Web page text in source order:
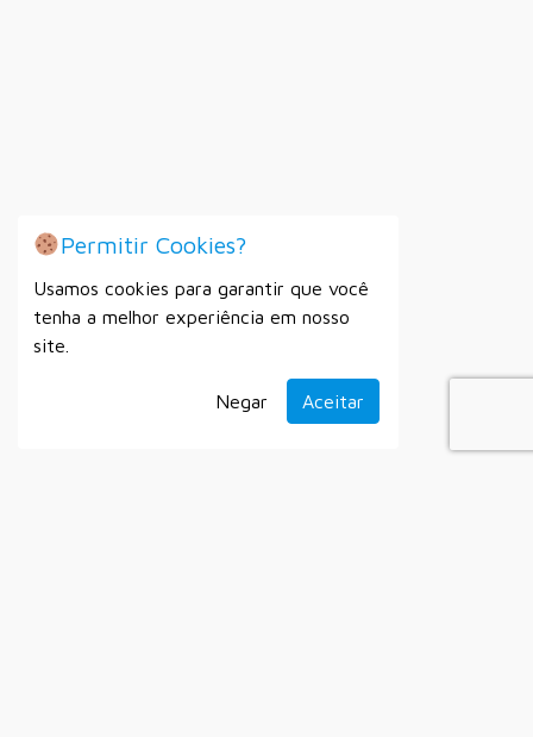
Permitir Cookies?
Usamos cookies para garantir que você
tenha a melhor experiência em nosso
site.
Negar Aceitar